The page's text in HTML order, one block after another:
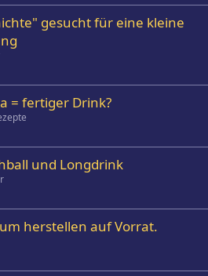
gesucht für eine kleine
= fertiger Drink?
und Longdrink
herstellen auf Vorrat.